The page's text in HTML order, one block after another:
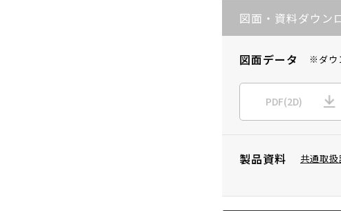
図面・資料ダウン
図面データ ※ダウ
PDF(2D)
製品資料 共通取